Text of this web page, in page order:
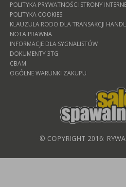
POLITYKA PRYWATNOŚCI STRONY
POLITYKA COOKIES
KLAUZULA RODO DLA TRANSAKCJI
NOTA PRAWNA
INFORMACJE DLA SYGNALISTÓW
DOKUMENTY 3TG
CBAM
OGÓLNE WARUNKI ZAKUPU
© COPYRIGHT 2016: